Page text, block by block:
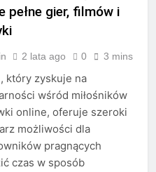
pełne gier, filmów i
2 lata ago 0 3 mins
który zyskuje na
wśród miłośników
online, oferuje szeroki
możliwości dla
pragnących
czas w sposób